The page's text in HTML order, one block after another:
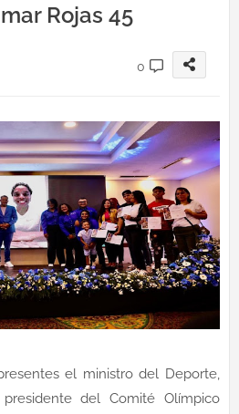
Rojas 45
0
el ministro del Deporte,
del Comité Olímpico